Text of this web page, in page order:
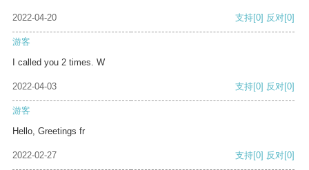
2022-04-20 支持[0] 反对[0]
游客
I called you 2 times. W
2022-04-03 支持[0] 反对[0]
游客
Hello, Greetings fr
2022-02-27 支持[0] 反对[0]